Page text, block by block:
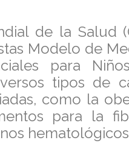
de la Salud
Modelo de
para
tipos de
como la
para la